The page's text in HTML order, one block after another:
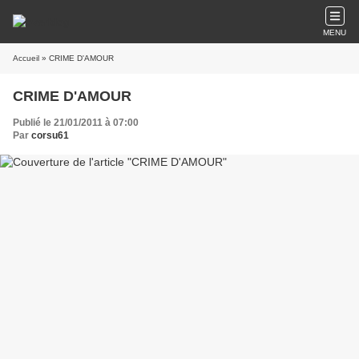
MENU
Accueil » CRIME D'AMOUR
CRIME D'AMOUR
Publié le 21/01/2011 à 07:00
Par corsu61